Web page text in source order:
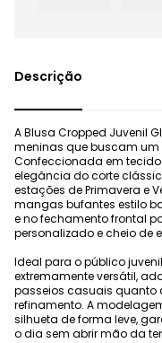
A Blusa Cropped Juvenil
meninas que buscam
Confeccionada em
elegância do corte
estações de Primavera e
mangas bufantes estilo
e no fechamento frontal
personalizado e cheio de
Ideal para o público
extremamente versátil,
passeios casuais quanto
refinamento. A
silhueta de forma leve,
o dia sem abrir mão da